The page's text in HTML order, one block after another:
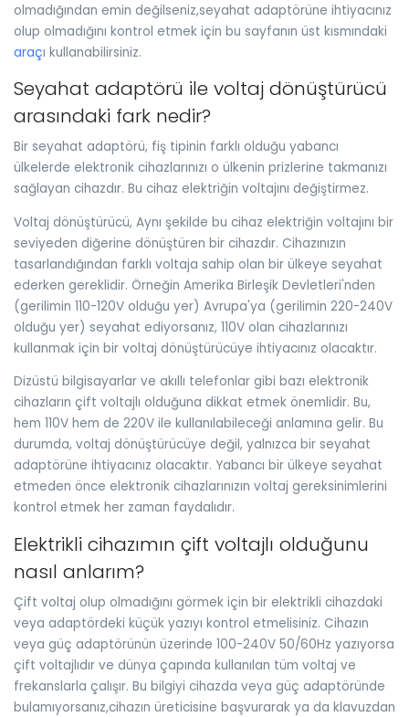
olmadığından emin değilseniz,seyahat adaptörüne ihtiyacınız
olup olmadığını kontrol etmek için bu sayfanın üst kısmındaki
araçı kullanabilirsiniz.
Seyahat adaptörü ile voltaj dönüştürücü
arasındaki fark nedir?
Bir seyahat adaptörü, fiş tipinin farklı olduğu yabancı
ülkelerde elektronik cihazlarınızı o ülkenin prizlerine takmanızı
sağlayan cihazdır. Bu cihaz elektriğin voltajını değiştirmez.
Voltaj dönüştürücü, Aynı şekilde bu cihaz elektriğin voltajını bir
seviyeden diğerine dönüştüren bir cihazdır. Cihazınızın
tasarlandığından farklı voltaja sahip olan bir ülkeye seyahat
ederken gereklidir. Örneğin Amerika Birleşik Devletleri'nden
(gerilimin 110-120V olduğu yer) Avrupa'ya (gerilimin 220-240V
olduğu yer) seyahat ediyorsanız, 110V olan cihazlarınızı
kullanmak için bir voltaj dönüştürücüye ihtiyacınız olacaktır.
Dizüstü bilgisayarlar ve akıllı telefonlar gibi bazı elektronik
cihazların çift voltajlı olduğuna dikkat etmek önemlidir. Bu,
hem 110V hem de 220V ile kullanılabileceği anlamına gelir. Bu
durumda, voltaj dönüştürücüye değil, yalnızca bir seyahat
adaptörüne ihtiyacınız olacaktır. Yabancı bir ülkeye seyahat
etmeden önce elektronik cihazlarınızın voltaj gereksinimlerini
kontrol etmek her zaman faydalıdır.
Elektrikli cihazımın çift voltajlı olduğunu
nasıl anlarım?
Çift voltaj olup olmadığını görmek için bir elektrikli cihazdaki
veya adaptördeki küçük yazıyı kontrol etmelisiniz. Cihazın
veya güç adaptörünün üzerinde 100-240V 50/60Hz yazıyorsa
çift voltajlıdır ve dünya çapında kullanılan tüm voltaj ve
frekanslarla çalışır. Bu bilgiyi cihazda veya güç adaptöründe
bulamıyorsanız,cihazın üreticisine başvurarak ya da klavuzdan